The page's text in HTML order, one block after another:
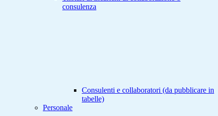
consulenza
Consulenti e collaboratori (da pubblicare in
tabelle)
Personale